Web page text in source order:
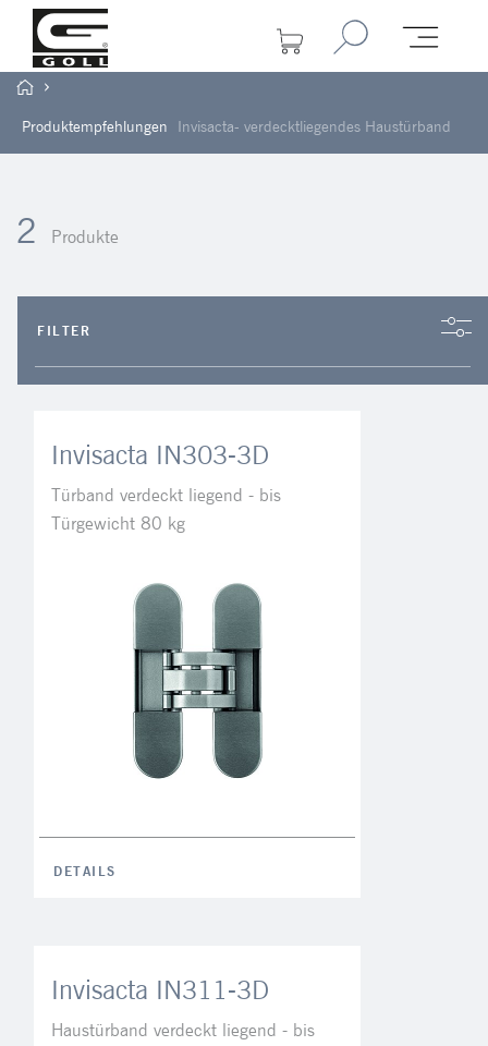
Produktempfehlungen Invisacta- verdecktliegendes Haustürband
2 Produkte
FILTER
Invisacta IN303-3D
Türband verdeckt liegend - bis
Türgewicht 80 kg
DETAILS
Invisacta IN311-3D
Haustürband verdeckt liegend - bis